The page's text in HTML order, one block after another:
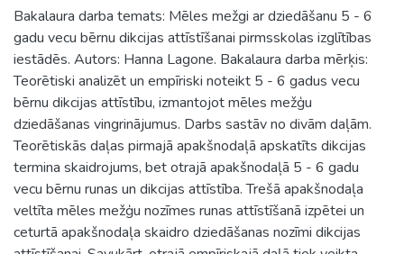
Bakalaura darba temats: Mēles mežgi ar dziedāšanu 5 - 6
gadu vecu bērnu dikcijas attīstīšanai pirmsskolas izglītības
iestādēs. Autors: Hanna Lagone. Bakalaura darba mērķis:
Teorētiski analizēt un empīriski noteikt 5 - 6 gadus vecu
bērnu dikcijas attīstību, izmantojot mēles mežģu
dziedāšanas vingrinājumus. Darbs sastāv no divām daļām.
Teorētiskās daļas pirmajā apakšnodaļā apskatīts dikcijas
termina skaidrojums, bet otrajā apakšnodaļā 5 - 6 gadu
vecu bērnu runas un dikcijas attīstība. Trešā apakšnodaļa
veltīta mēles mežģu nozīmes runas attīstīšanā izpētei un
ceturtā apakšnodaļa skaidro dziedāšanas nozīmi dikcijas